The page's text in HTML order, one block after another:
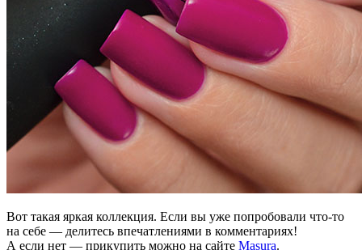
Вот такая яркая коллекция. Если вы уже попробовали что-то
на себе — делитесь впечатлениями в комментариях!
А если нет — прикупить можно на сайте Masura.